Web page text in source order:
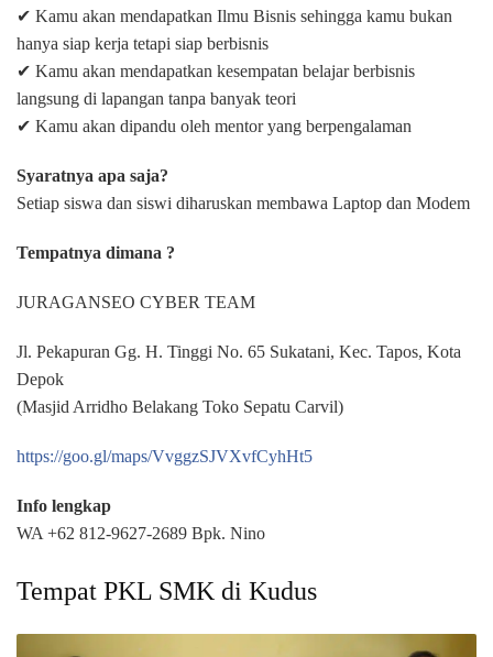
✔ Kamu akan mendapatkan Ilmu Bisnis sehingga kamu bukan
hanya siap kerja tetapi siap berbisnis
✔ Kamu akan mendapatkan kesempatan belajar berbisnis
langsung di lapangan tanpa banyak teori
✔ Kamu akan dipandu oleh mentor yang berpengalaman
Syaratnya apa saja?
Setiap siswa dan siswi diharuskan membawa Laptop dan Modem
Tempatnya dimana ?
JURAGANSEO CYBER TEAM
Jl. Pekapuran Gg. H. Tinggi No. 65 Sukatani, Kec. Tapos, Kota
Depok
(Masjid Arridho Belakang Toko Sepatu Carvil)
https://goo.gl/maps/VvggzSJVXvfCyhHt5
Info lengkap
WA +62 812-9627-2689 Bpk. Nino
Tempat PKL SMK di Kudus